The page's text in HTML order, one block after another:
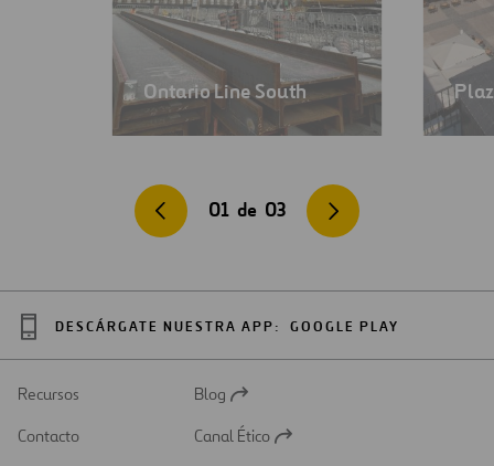
Ontario Line South
01 de 03
DESCÁRGATE NUESTRA APP: GOOGLE PLAY
Recursos
Abrir
una
Blog
Contacto
Abrir
Canal Ético